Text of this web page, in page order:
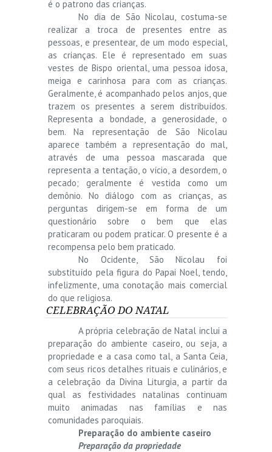
é o patrono das crianças.
No dia de São Nicolau, costuma-se
realizar a troca de presentes entre as
pessoas, e presentear, de um modo especial,
as crianças. Ele é representado em suas
vestes de Bispo oriental, uma pessoa idosa,
meiga e carinhosa para com as crianças.
Geralmente, é acompanhado pelos anjos, que
trazem os presentes a serem distribuídos.
Representa a bondade, a generosidade, o
bem. Na representação de São Nicolau
aparece também a representação do mal,
através de uma pessoa mascarada que
representa a tentação, o vício, a desordem, o
pecado; geralmente é vestida como um
demônio. No diálogo com as crianças, as
perguntas dirigem-se em forma de um
questionário sobre o bem que elas
praticaram ou podem praticar. O presente é a
recompensa pelo bem praticado.
No Ocidente, São Nicolau foi
substituído pela figura do Papai Noel, tendo,
infelizmente, uma conotação mais comercial
do que religiosa.
CELEBRAÇÃO DO NATAL
A própria celebração de Natal inclui a
preparação do ambiente caseiro, ou seja, a
propriedade e a casa como tal, a Santa Ceia,
com seus ricos detalhes rituais e culinários, e
a celebração da Divina Liturgia, a partir da
qual as festividades natalinas continuam
muito animadas nas famílias e nas
comunidades paroquiais.
Preparação do ambiente caseiro
Preparação da propriedade